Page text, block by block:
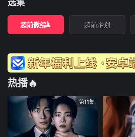
选集
超前微综 超前企划
热播🔥
第11集